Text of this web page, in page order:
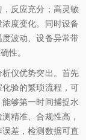
反应充分；高灵敏
度变化。同时设备
波动、设备异常带
性。
仪优势突出。首先
验的繁琐流程，可
够第一时间捕捉水
精准、合规性高，
差，检测数据可直